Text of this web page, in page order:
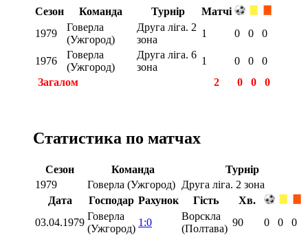
Сезон Команда Турнір
Матчі
1979
Говерла
(Ужгород)
Друга ліга. 2
зона
1 0 0 0
1976
Говерла
(Ужгород)
Друга ліга. 6
зона
1 0 0
0
Загалом
2 0 0 0
Статистика по матчах
Сезон Команда
Турнір
1979
Говерла (Ужгород) Друга ліга. 2 зона
Дата
Господар Рахунок Гість
Хв.
03.04.1979
Говерла
(Ужгород)
1:0
Ворскла
(Полтава)
90 0 0
0